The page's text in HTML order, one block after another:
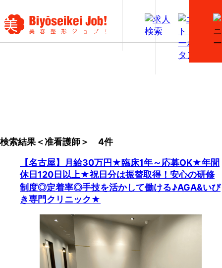
【准看護師】美容外科・美容皮膚科の看護師求人一覧
検索結果＜准看護師＞ 4件
【名古屋】月給30万円★臨床1年～応募OK★年間
休日120日以上★祝日分は振替取得！安心の研修
制度◎定着率◎手技を活かして働ける♪AGA&いび
き専門クリニック★